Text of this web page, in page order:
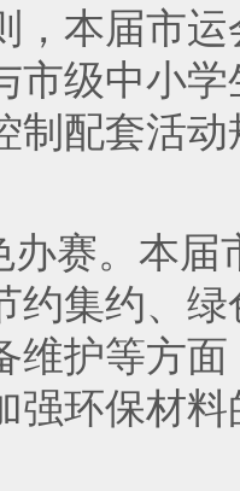
，本届市
市级中小
制配套活
办赛。本
约集约、
维护等方
环保材料